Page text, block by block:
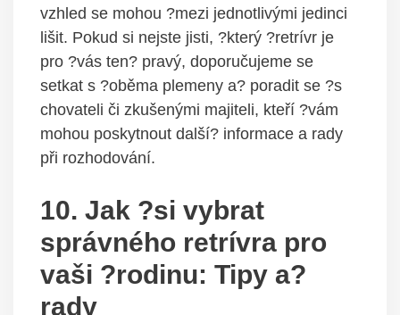
vzhled se mohou ?mezi jednotlivými jedinci
lišit. Pokud si nejste jisti, ?který ?retrívr je
pro ?vás ten? pravý, doporučujeme se
setkat s ?oběma plemeny a? poradit se ?s
chovateli či zkušenými majiteli, kteří ?vám
mohou poskytnout další? informace a rady
při rozhodování.
10. Jak ?si vybrat
správného retrívra pro
vaši ?rodinu: Tipy a?
rady